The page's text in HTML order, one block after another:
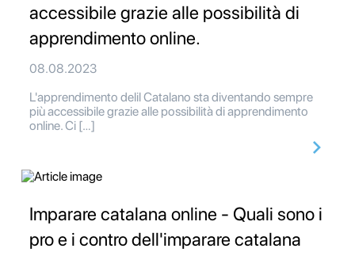
accessibile grazie alle possibilità di
apprendimento online.
08.08.2023
L'apprendimento delil Catalano sta diventando sempre
più accessibile grazie alle possibilità di apprendimento
online. Ci […]
Imparare catalana online - Quali sono i
pro e i contro dell'imparare catalana